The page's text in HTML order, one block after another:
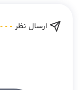
ارسال نظر